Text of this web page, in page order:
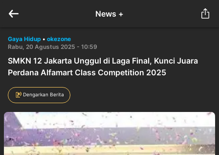
News +
Gaya Hidup • okezone
Rabu, 20 Agustus 2025 - 10:59
SMKN 12 Jakarta Unggul di Laga Final, Kunci Juara
Perdana Alfamart Class Competition 2025
Dengarkan Berita